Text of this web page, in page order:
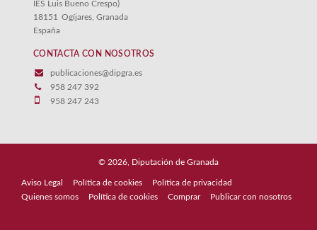
IES Luis Bueno Crespo)
18151 Ogíjares, Granada
España
CONTACTA CON NOSOTROS
publicaciones@dipgra.es
958 247 392
958 247 243
© 2026, Diputación de Granada
Aviso Legal Política de cookies
Política de privacidad
Quienes somos
Política de cookies Comprar Publicar con nosotros